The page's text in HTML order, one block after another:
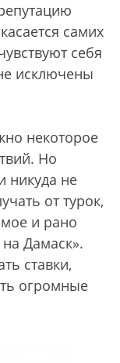
самих
себя
исключены
некоторое
Но
никуда не
от турок,
и рано
Дамаск».
ставки,
огромные